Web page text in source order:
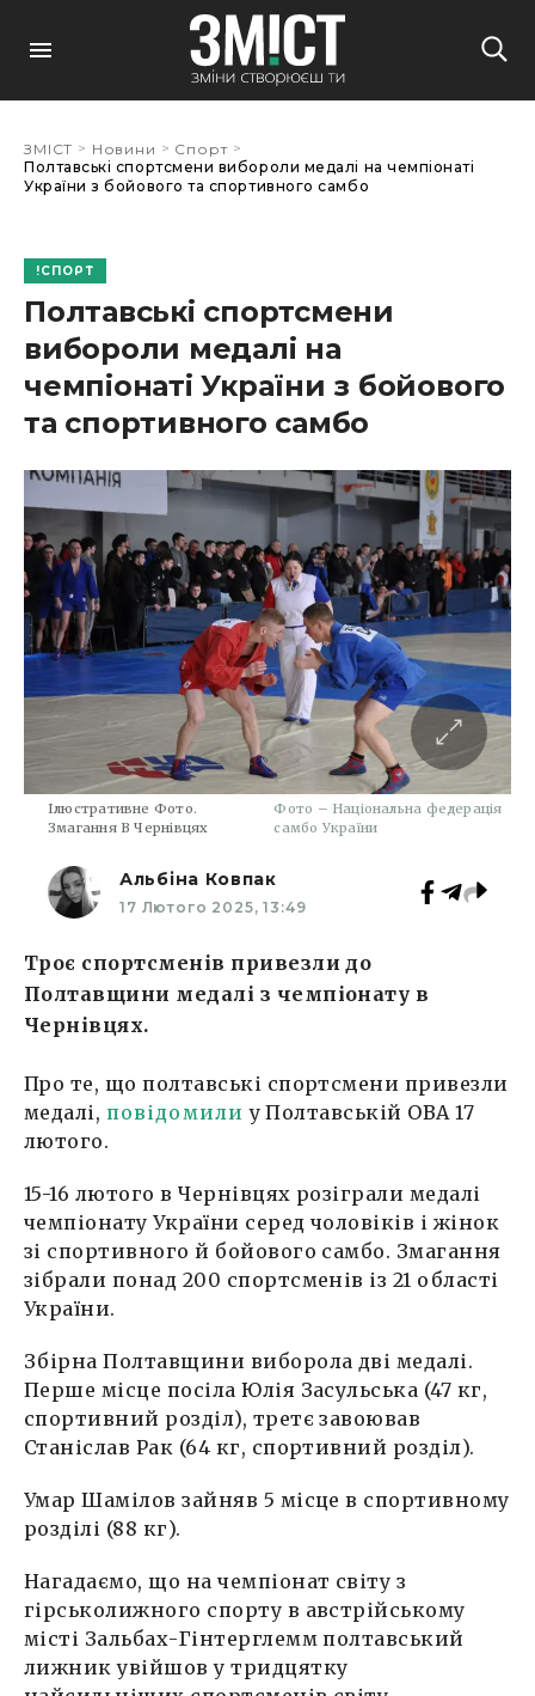
ЗМІСТ > Новини > Спорт >
Полтавські спортсмени вибороли медалі на чемпіонаті
України з бойового та спортивного самбо
СПОРТ
Полтавські спортсмени
вибороли медалі на
чемпіонаті України з бойового
та спортивного самбо
Ілюстративне Фото.
Змагання В Чернівцях
Фото – Національна федерація
самбо України
Альбіна Ковпак
17 Лютого 2025, 13:49
Троє спортсменів привезли до
Полтавщини медалі з чемпіонату в
Чернівцях.
Про те, що полтавські спортсмени привезли
медалі, повідомили у Полтавській ОВА 17
лютого.
15-16 лютого в Чернівцях розіграли медалі
чемпіонату України серед чоловіків і жінок
зі спортивного й бойового самбо. Змагання
зібрали понад 200 спортсменів із 21 області
України.
Збірна Полтавщини виборола дві медалі.
Перше місце посіла Юлія Засульська (47 кг,
спортивний розділ), третє завоював
Станіслав Рак (64 кг, спортивний розділ).
Умар Шамілов зайняв 5 місце в спортивному
розділі (88 кг).
Нагадаємо, що на чемпіонат світу з
гірськолижного спорту в австрійському
місті Зальбах-Гінтерглемм полтавський
лижник увійшов у тридцятку